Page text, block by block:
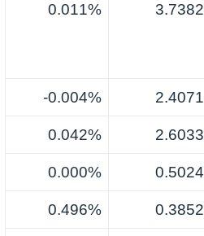
3.7382
0.011%
2.4071
0.004%-
2.6033
0.042%
0.5024
0.000%
0.3852
0.496%